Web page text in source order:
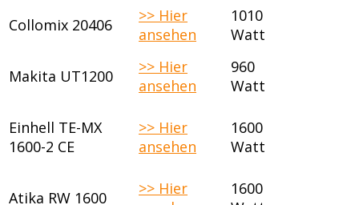
Collomix 20406
>> Hier
ansehen
1010
Watt
Makita UT1200
>> Hier
ansehen
960
Watt
Einhell TE-MX
1600-2 CE
>> Hier
ansehen
1600
Watt
Atika RW 1600
>> Hier
1600